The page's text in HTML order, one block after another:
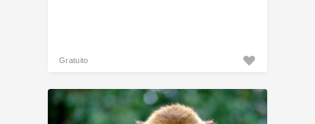
Gratuito